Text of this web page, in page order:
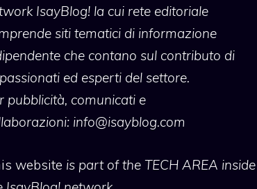
IsayBlog! la cui rete editoriale
siti tematici di informazione
che contano sul contributo di
ed esperti del settore.
pubblicità, comunicati e
info@isayblog.com
website is part of the TECH AREA inside